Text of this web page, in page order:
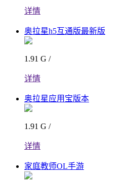
详情
奥拉星h5互通版最新版
1.91 G /
详情
奥拉星应用宝版本
1.91 G /
详情
家庭教师OL手游